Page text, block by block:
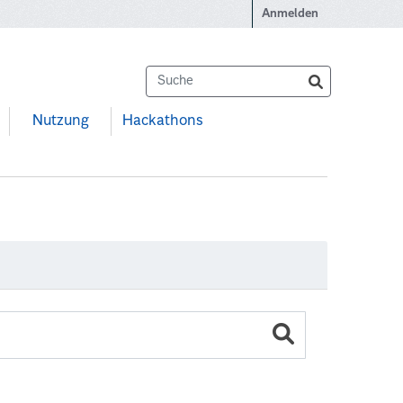
Anmelden
Nutzung Hackathons